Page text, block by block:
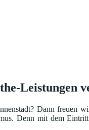
Leistungen
Dann freuen
Denn mit dem